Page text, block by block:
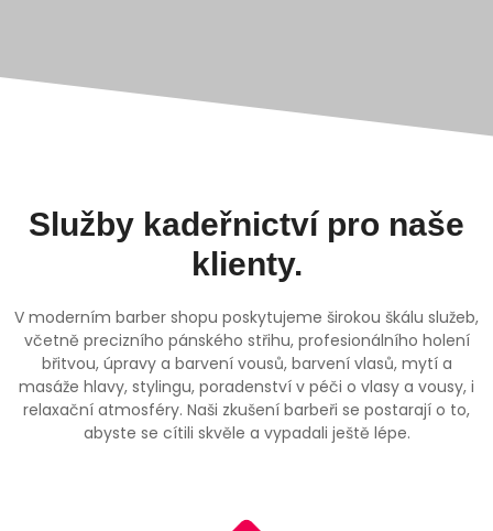
Služby kadeřnictví pro naše
klienty.
V moderním barber shopu poskytujeme širokou škálu služeb,
včetně precizního pánského střihu, profesionálního holení
břitvou, úpravy a barvení vousů, barvení vlasů, mytí a
masáže hlavy, stylingu, poradenství v péči o vlasy a vousy, i
relaxační atmosféry. Naši zkušení barbeři se postarají o to,
abyste se cítili skvěle a vypadali ještě lépe.